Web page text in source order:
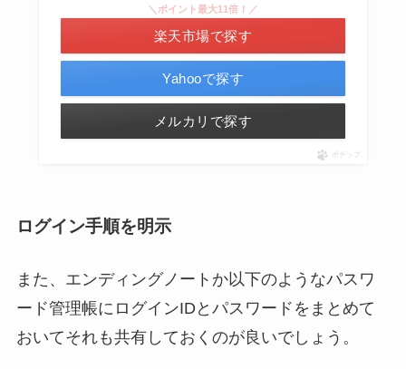
＼ポイント最大11倍！／
楽天市場で探す
Yahooで探す
メルカリで探す
ポチップ
ログイン手順を明示
また、エンディングノートか以下のようなパスワ
ード管理帳にログインIDとパスワードをまとめて
おいてそれも共有しておくのが良いでしょう。